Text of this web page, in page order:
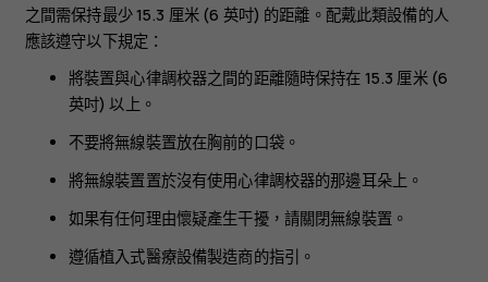
之間需保持最少 15.3 厘米 (6 英吋) 的距離。配戴此類設備的人
應該遵守以下規定：
將裝置與心律調校器之間的距離隨時保持在 15.3 厘米 (6
英吋) 以上。
不要將無線裝置放在胸前的口袋。
將無線裝置置於沒有使用心律調校器的那邊耳朵上。
如果有任何理由懷疑產生干擾，請關閉無線裝置。
遵循植入式醫療設備製造商的指引。